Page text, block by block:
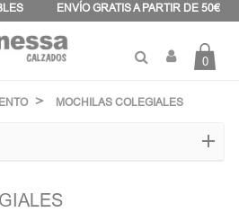
ENVÍO GRATIS A PARTIR DE 50€
0
MOCHILAS COLEGIALES